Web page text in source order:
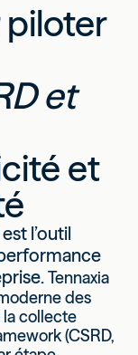
piloter
et
et
l’outil
Tennaxia
des
la collecte
(CSRD,